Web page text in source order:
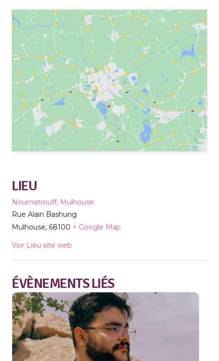
LIEU
Noumatrouff, Mulhouse
Rue Alain Bashung
Mulhouse, 68100 + Google Map
Voir Lieu site web
ÉVÈNEMENTS LIÉS